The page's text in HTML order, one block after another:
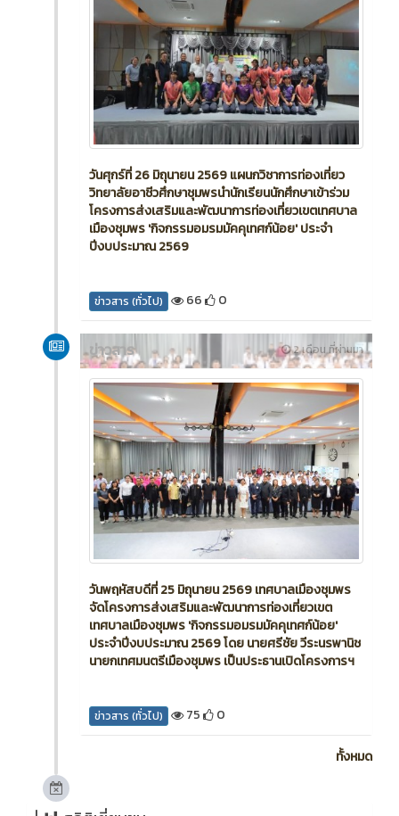
1 เดือน ที่ผ่านมา
วันศุกร์ที่ 26 มิถุนายน 2569 แผนกวิชาการท่องเที่ยว
เมืองชุมพร 'กิจกรรมอมรมมัคคุเทศก์น้อย' ประจำ
ข่าวสาร (ทั่วไป) 66 0
2 เดือน ที่ผ่านมา
ข่าวสาร
วันพฤหัสบดีที่ 25 มิถุนายน 2569 เทศบาลเมืองชุมพร
ประจำปีงบประมาณ 2569 โดย นายศรีชัย วีระนรพานิช